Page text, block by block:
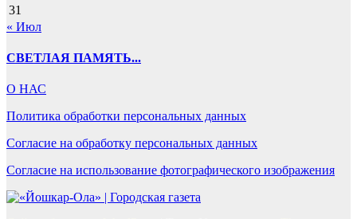
31
« Июл
СВЕТЛАЯ ПАМЯТЬ...
О НАС
Политика обработки персональных данных
Согласие на обработку персональных данных
Согласие на использование фотографического изображения